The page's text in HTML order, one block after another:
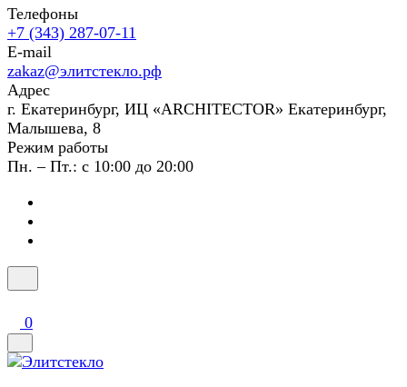
Телефоны
+7 (343) 287-07-11
E-mail
zakaz@элитстекло.рф
Адрес
г. Екатеринбург, ИЦ «ARCHITECTOR» Екатеринбург,
Малышева, 8
Режим работы
Пн. – Пт.: с 10:00 до 20:00
0